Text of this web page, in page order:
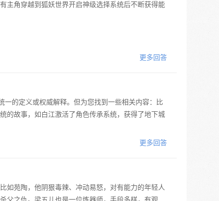
主角穿越到狐妖世界开启神级选择系统后不断获得能
更多回答
一的定义或权威解释。但为您找到一些相关内容：比
的故事，如白江激活了角色传承系统，获得了地下城
更多回答
如苑陶，他阴狠毒辣、冲动易怒，对有能力的年轻人